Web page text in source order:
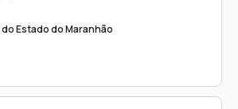
Estado do Maranhão